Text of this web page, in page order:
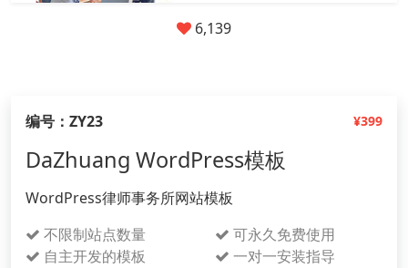
6,139
编号：ZY23 ¥399
DaZhuang WordPress模板
WordPress律师事务所网站模板
不限制站点数量
可永久免费使用
自主开发的模板
一对一安装指导